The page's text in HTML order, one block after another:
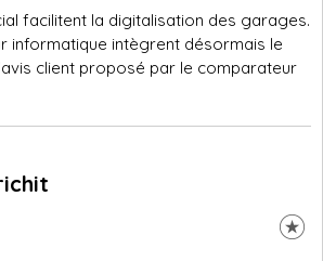
facilitent la digitalisation des garages.
informatique intègrent désormais le
client proposé par le comparateur